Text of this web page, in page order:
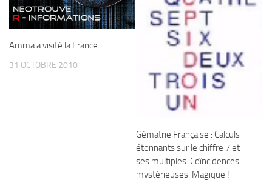
Amma a visité la France
31 OCTOBRE 2010
Gématrie Française : Calculs
étonnants sur le chiffre 7 et
ses multiples. Coïncidences
mystérieuses. Magique !